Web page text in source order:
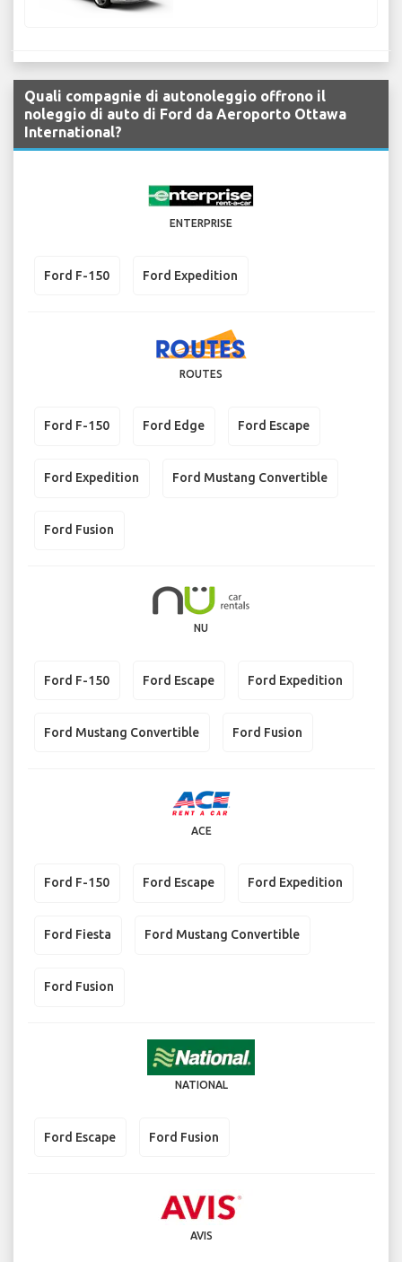
Quali compagnie di autonoleggio offrono il
noleggio di auto di Ford da Aeroporto Ottawa
International?
ENTERPRISE
Ford F-150 Ford Expedition
ROUTES
Ford F-150 Ford Edge Ford Escape
Ford Expedition Ford Mustang Convertible
Ford Fusion
NU
Ford F-150 Ford Escape Ford Expedition
Ford Mustang Convertible Ford Fusion
ACE
Ford F-150 Ford Escape Ford Expedition
Ford Fiesta Ford Mustang Convertible
Ford Fusion
NATIONAL
Ford Escape Ford Fusion
AVIS